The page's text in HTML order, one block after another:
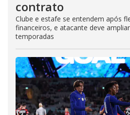
contrato
Clube e estafe se entendem após
financeiros, e atacante deve
temporadas